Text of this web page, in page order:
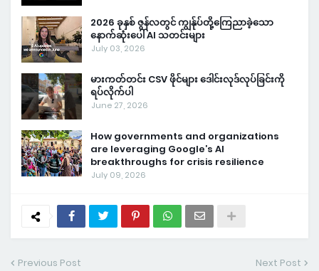
2026 ခုနှစ် ဇွန်လတွင် ကျွန်ုပ်တို့ကြေညာခဲ့သော
နောက်ဆုံးပေါ် AI သတင်းများ
July 03, 2026
မားကတ်တင်း CSV ဖိုင်များ ဒေါင်းလုဒ်လုပ်ခြင်းကို
ရပ်လိုက်ပါ
June 27, 2026
How governments and organizations
are leveraging Google’s AI
breakthroughs for crisis resilience
July 09, 2026
Previous Post Next Post